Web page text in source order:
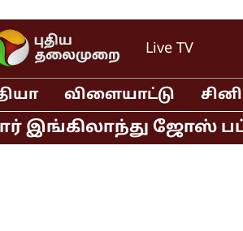
Live TV
விளையாட்டு
ஜோஸ் பட்லர்